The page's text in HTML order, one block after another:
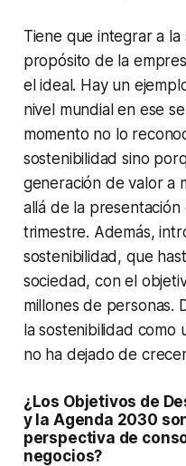
Tiene que integrar a
propósito de la
el ideal. Hay un
nivel mundial en ese
momento no lo
sostenibilidad sino
generación de valor a
allá de la
trimestre. Además,
sostenibilidad, que
sociedad, con el
millones de personas.
la sostenibilidad como
no ha dejado de
¿Los Objetivos de
y la Agenda 2030
perspectiva de
negocios?